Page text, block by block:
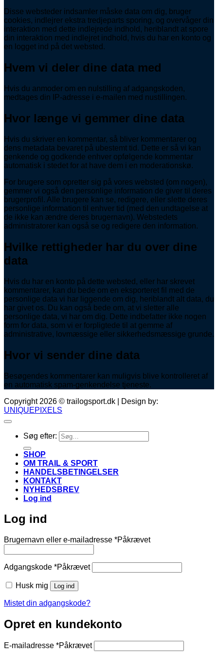
Disse websteder indsamler måske data om dig, bruger
cookies, indlejrer ekstra tredjeparts sporing, og overvåger din
interaktion med dette indlejrede indhold, heriblandt at spore
din interaktion med indlejret indhold, hvis du har en konto og
en logget ind på det websted.
Hvem vi deler dine data med
Hvis du anmoder om en nulstilling af adgangskoden,
medtages din IP-adresse i e-mailen med nustillingen.
Hvor længe vi gemmer dine data
Hvis du skriver en kommentar, så bliver kommentarer og
dens metadata bevaret på ubestemt tid. Dette er så vi kan
genkende og godkende enhver opfølgende kommentar
automatisk i stedet for at have dem i en moderationskø.
For brugere som opretter sig på vores websted (om nogen),
gemmer vi også den personlige information de giver til deres
brugerprofil. Alle brugere kan se, redigere, eller slette deres
personlige information til enhver tid (med den undtagelse at
de ikke kan ændre deres brugernavn). Webstedets
administratorer kan også se og redigere den information.
Hvilke rettigheder har du over dine
data
Hvis du har en konto på dette websted, eller har skrevet
kommentarer, kan du bede om en eksporteret fil med de
personlige data vi har liggende om dig, heriblandt alt data, du
har givet os. Du kan også bede om, at vi sletter alle
personlige data, vi har om dig. Dette indbefatter ikke nogen
form for data, som vi er forpligtede til at gemme af
administrative, lovmæssige eller sikkerhedsmæssige grunde.
Hvor vi sender dine data
Besøgendes kommentarer kan muligvis blive kontrolleret af
en automatisk spam-genkendelse tjeneste.
Copyright 2026 © trailogsport.dk | Design by:
UNIQUEPIXELS
Søg efter:
SHOP
OM TRAIL & SPORT
HANDELSBETINGELSER
KONTAKT
NYHEDSBREV
Log ind
Log ind
Brugernavn eller e-mailadresse *Påkrævet
Adgangskode *Påkrævet
Husk mig Log ind
Mistet din adgangskode?
Opret en kundekonto
E-mailadresse *Påkrævet